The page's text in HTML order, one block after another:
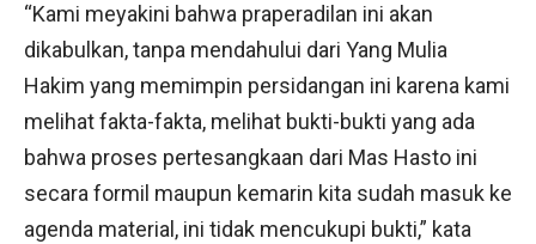
“Kami meyakini bahwa praperadilan ini akan
dikabulkan, tanpa mendahului dari Yang Mulia
Hakim yang memimpin persidangan ini karena kami
melihat fakta-fakta, melihat bukti-bukti yang ada
bahwa proses pertesangkaan dari Mas Hasto ini
secara formil maupun kemarin kita sudah masuk ke
agenda material, ini tidak mencukupi bukti,” kata